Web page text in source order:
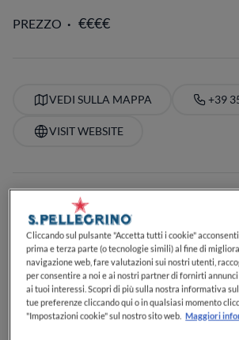
PREZZO
VEDI SULLA MAPPA +39
VISIT WEBSITE
Food Awards
SCOPRI DI PIÙ
SERVIZI
Cocktail
Buoni dessert
Specializzato
Perfetto per il pranzo
Perfetto per la
Cliccando sul pulsante "Accetta tutti i cookie"
prima e terza parte (o tecnologie simili) al fine di
navigazione web, fare valutazioni sui nostri utenti,
per consentire a noi e ai nostri partner di fornirti
ai tuoi interessi. Scopri di più sulla nostra informativa
tue preferenze cliccando qui o in qualsiasi momento
"Impostazioni cookie" sul nostro sito web. Maggiori